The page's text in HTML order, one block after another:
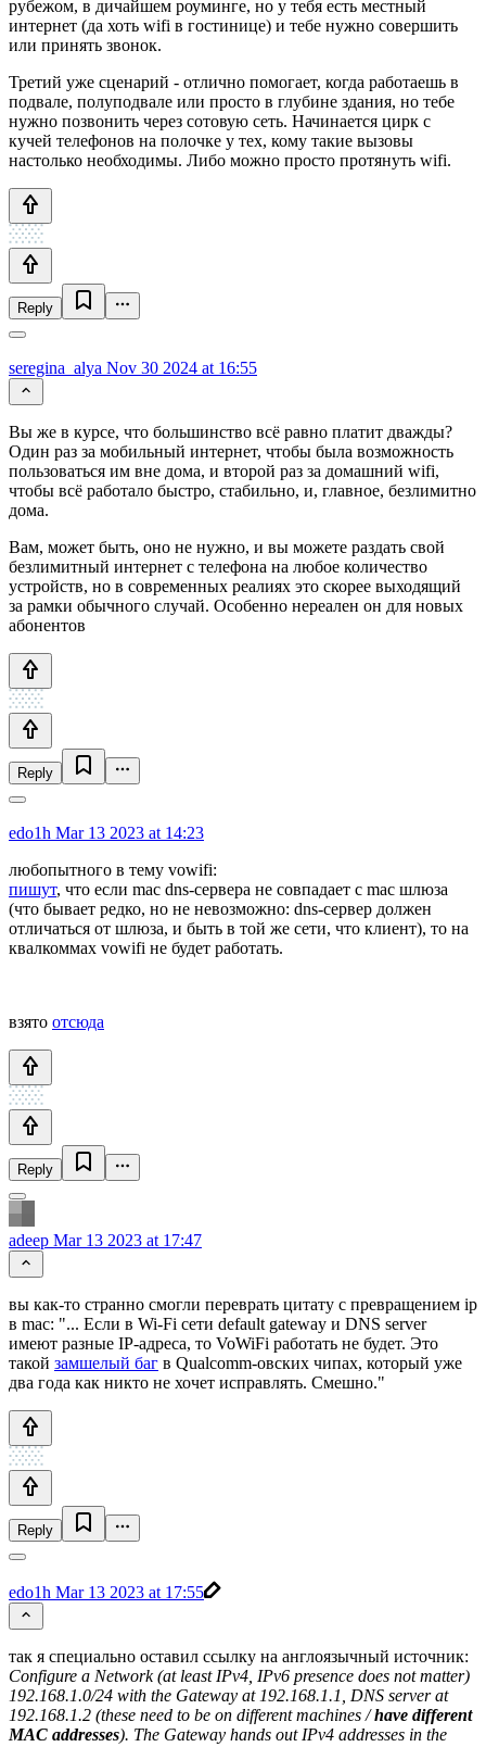
рубежом, в дичайшем роуминге, но у тебя есть местный
интернет (да хоть wifi в гостинице) и тебе нужно совершить
или принять звонок.
Третий уже сценарий - отлично помогает, когда работаешь в
подвале, полуподвале или просто в глубине здания, но тебе
нужно позвонить через сотовую сеть. Начинается цирк с
кучей телефонов на полочке у тех, кому такие вызовы
настолько необходимы. Либо можно просто протянуть wifi.
Reply
seregina_alya Nov 30 2024 at 16:55
Вы же в курсе, что большинство всё равно платит дважды?
Один раз за мобильный интернет, чтобы была возможность
пользоваться им вне дома, и второй раз за домашний wifi,
чтобы всё работало быстро, стабильно, и, главное, безлимитно
дома.
Вам, может быть, оно не нужно, и вы можете раздать свой
безлимитный интернет с телефона на любое количество
устройств, но в современных реалиях это скорее выходящий
за рамки обычного случай. Особенно нереален он для новых
абонентов
Reply
edo1h Mar 13 2023 at 14:23
любопытного в тему vowifi:
пишут, что если mac dns-сервера не совпадает с mac шлюза
(что бывает редко, но не невозможно: dns-сервер должен
отличаться от шлюза, и быть в той же сети, что клиент), то на
квалкоммах vowifi не будет работать.
взято отсюда
Reply
adeep Mar 13 2023 at 17:47
вы как-то странно смогли переврать цитату с превращением ip
в mac: "... Если в Wi-Fi сети default gateway и DNS server
имеют разные IP-адреса, то VoWiFi работать не будет. Это
такой замшелый баг в Qualcomm-овских чипах, который уже
два года как никто не хочет исправлять. Смешно."
Reply
edo1h Mar 13 2023 at 17:55
так я специально оставил ссылку на англоязычный источник:
Configure a Network (at least IPv4, IPv6 presence does not matter)
192.168.1.0/24 with the Gateway at 192.168.1.1, DNS server at
192.168.1.2 (these need to be on different machines /have different
MAC addresses). The Gateway hands out IPv4 addresses in the